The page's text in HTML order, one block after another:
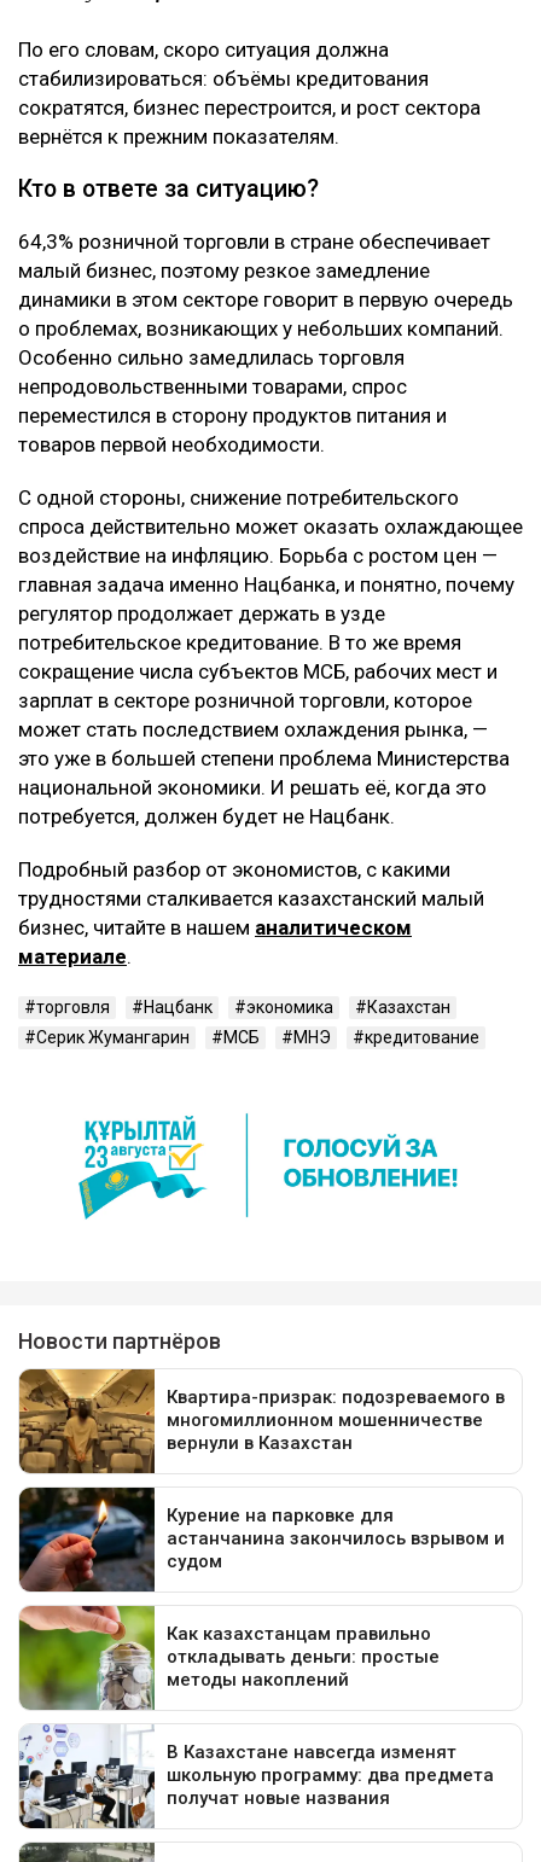
По его словам, скоро ситуация должна
стабилизироваться: объёмы кредитования
сократятся, бизнес перестроится, и рост сектора
вернётся к прежним показателям.
Кто в ответе за ситуацию?
64,3% розничной торговли в стране обеспечивает
малый бизнес, поэтому резкое замедление
динамики в этом секторе говорит в первую очередь
о проблемах, возникающих у небольших компаний.
Особенно сильно замедлилась торговля
непродовольственными товарами, спрос
переместился в сторону продуктов питания и
товаров первой необходимости.
С одной стороны, снижение потребительского
спроса действительно может оказать охлаждающее
воздействие на инфляцию. Борьба с ростом цен —
главная задача именно Нацбанка, и понятно, почему
регулятор продолжает держать в узде
потребительское кредитование. В то же время
сокращение числа субъектов МСБ, рабочих мест и
зарплат в секторе розничной торговли, которое
может стать последствием охлаждения рынка, —
это уже в большей степени проблема Министерства
национальной экономики. И решать её, когда это
потребуется, должен будет не Нацбанк.
Подробный разбор от экономистов, с какими
трудностями сталкивается казахстанский малый
бизнес, читайте в нашем аналитическом
материале.
торговля Нацбанк экономика
Казахстан
Серик Жумангарин
МСБ МНЭ кредитование